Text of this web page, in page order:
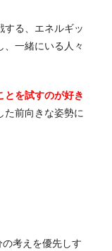
する、エネルギッ
、一緒にいる人々
とを試すのが好き
た前向きな姿勢に
考えを優先しす